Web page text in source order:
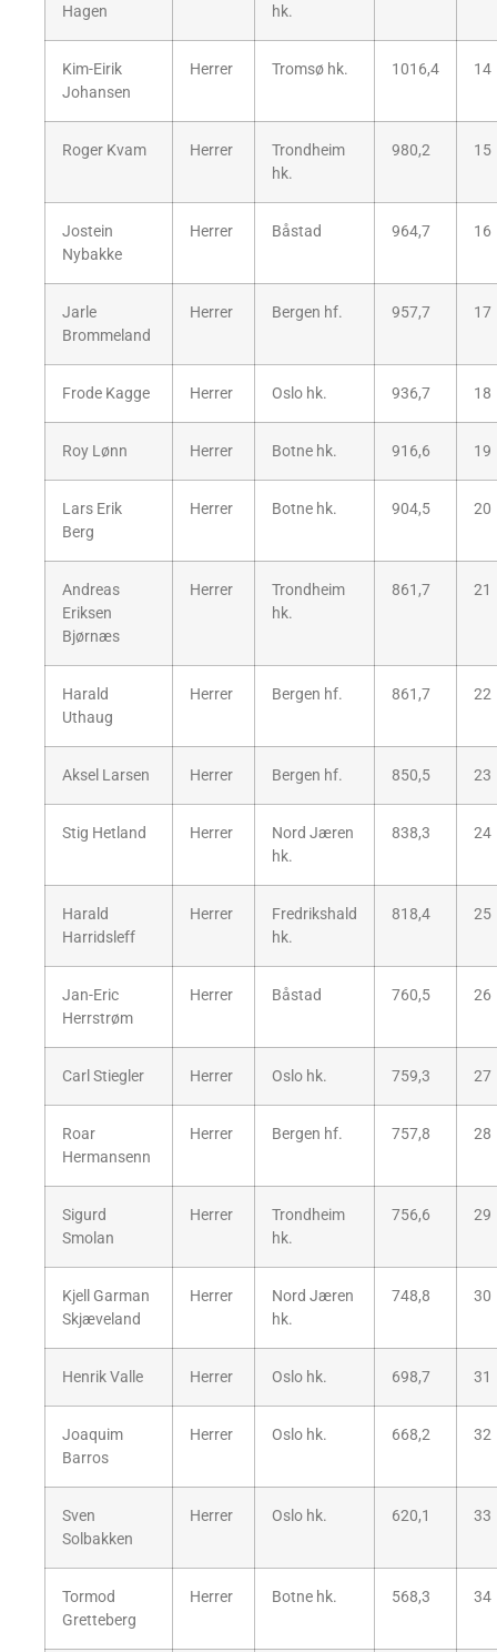
Hagen
hk.
Kim-Eirik
Johansen
Herrer Tromsø hk. 1016,4 14
Roger Kvam Herrer
Trondheim
hk.
980,2 15
Jostein
Nybakke
Herrer Båstad 964,7 16
Jarle
Brommeland
Herrer Bergen hf. 957,7 17
Frode Kagge Herrer Oslo hk. 936,7 18
Roy Lønn Herrer Botne hk. 916,6 19
Lars Erik
Berg
Herrer Botne hk. 904,5 20
Andreas
Eriksen
Bjørnæs
Herrer
Trondheim
hk.
861,7 21
Harald
Uthaug
Herrer Bergen hf. 861,7 22
Aksel Larsen Herrer Bergen hf. 850,5 23
Stig Hetland Herrer
Nord Jæren
hk.
838,3 24
Harald
Harridsleff
Herrer
Fredrikshald
hk.
818,4 25
Jan-Eric
Herrstrøm
Herrer Båstad 760,5 26
Carl Stiegler Herrer Oslo hk. 759,3 27
Roar
Hermansenn
Herrer Bergen hf. 757,8 28
Sigurd
Smolan
Herrer
Trondheim
hk.
756,6 29
Kjell Garman
Skjæveland
Herrer
Nord Jæren
hk.
748,8 30
Henrik Valle Herrer Oslo hk. 698,7 31
Joaquim
Barros
Herrer Oslo hk. 668,2 32
Sven
Solbakken
Herrer Oslo hk. 620,1 33
Tormod
Gretteberg
Herrer Botne hk. 568,3 34